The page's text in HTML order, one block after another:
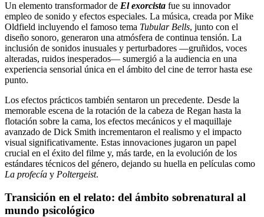
Un elemento transformador de El exorcista fue su innovador
empleo de sonido y efectos especiales. La música, creada por Mike
Oldfield incluyendo el famoso tema Tubular Bells, junto con el
diseño sonoro, generaron una atmósfera de continua tensión. La
inclusión de sonidos inusuales y perturbadores —gruñidos, voces
alteradas, ruidos inesperados— sumergió a la audiencia en una
experiencia sensorial única en el ámbito del cine de terror hasta ese
punto.
Los efectos prácticos también sentaron un precedente. Desde la
memorable escena de la rotación de la cabeza de Regan hasta la
flotación sobre la cama, los efectos mecánicos y el maquillaje
avanzado de Dick Smith incrementaron el realismo y el impacto
visual significativamente. Estas innovaciones jugaron un papel
crucial en el éxito del filme y, más tarde, en la evolución de los
estándares técnicos del género, dejando su huella en películas como
La profecía y Poltergeist.
Transición en el relato: del ámbito sobrenatural al
mundo psicológico